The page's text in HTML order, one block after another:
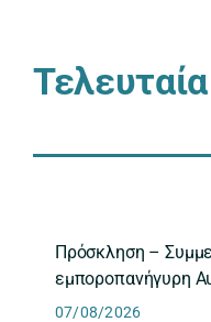
Πρόσκληση –
εμποροπανήγυρη
07/08/2026